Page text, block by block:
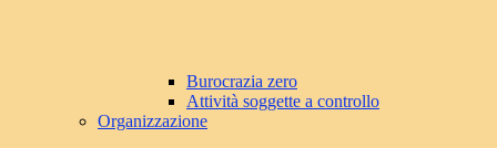
Burocrazia zero
Attività soggette a controllo
Organizzazione